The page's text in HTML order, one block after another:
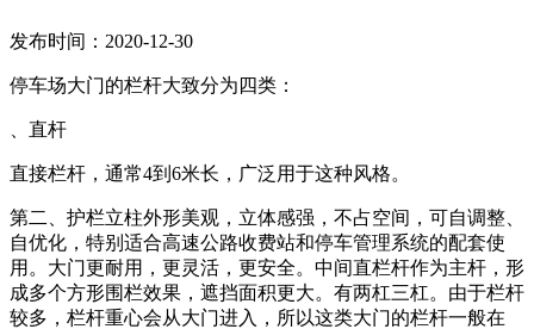
发布时间：2020-12-30
停车场大门的栏杆大致分为四类：
、直杆
直接栏杆，通常4到6米长，广泛用于这种风格。
第二、护栏立柱外形美观，立体感强，不占空间，可自调整、
自优化，特别适合高速公路收费站和停车管理系统的配套使
用。大门更耐用，更灵活，更安全。中间直栏杆作为主杆，形
成多个方形围栏效果，遮挡面积更大。有两杠三杠。由于栏杆
较多，栏杆重心会从大门进入，所以这类大门的栏杆一般在